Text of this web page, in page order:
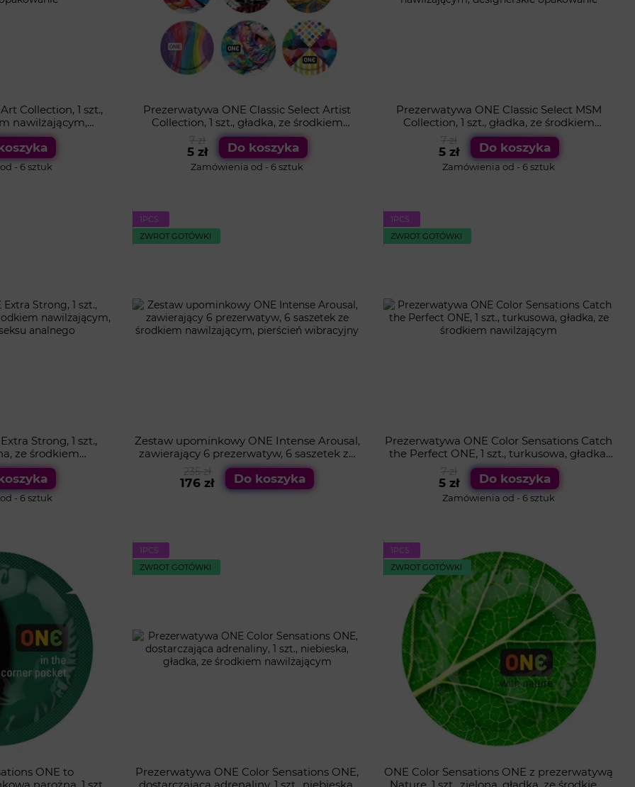
Collection, 1 szt.,
nawilżającym,
- 6 sztuk
Prezerwatywa ONE Classic Select Artist
Collection, 1 szt., gładka, ze środkiem
nawilżającym, designerskie opakowanie
7 zł
5 zł Do koszyka
Zamówienia od - 6 sztuk
Prezerwatywa ONE Classic Select MSM
Collection, 1 szt., gładka, ze środkiem
nawilżającym, designerskie opakowanie
7 zł
5 zł Do koszyka
Zamówienia od - 6 sztuk
Strong, 1 szt.,
ze środkiem
do seksu
- 6 sztuk
1PСS.
ZWROT GOTÓWKI
Zestaw upominkowy ONE Intense Arousal,
zawierający 6 prezerwatyw, 6 saszetek ze
środkiem nawilżającym, pierścień
wibracyjny
235 zł
176 zł Do koszyka
1PСS.
ZWROT GOTÓWKI
Prezerwatywa ONE Color Sensations Catch
the Perfect ONE, 1 szt., turkusowa, gładka,
ze środkiem nawilżającym
7 zł
5 zł Do koszyka
Zamówienia od - 6 sztuk
ONE to
1PСS.
ZWROT GOTÓWKI
Prezerwatywa ONE Color Sensations ONE,
1PСS.
ZWROT GOTÓWKI
ONE Color Sensations ONE z prezerwatywą